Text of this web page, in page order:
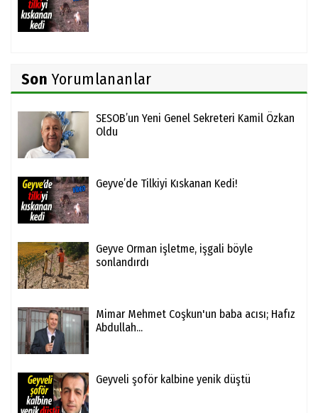
Son Yorumlananlar
SESOB’un Yeni Genel Sekreteri Kamil Özkan
Oldu
Geyve’de Tilkiyi Kıskanan Kedi!
Geyve Orman işletme, işgali böyle
sonlandırdı
Mimar Mehmet Coşkun'un baba acısı; Hafız
Abdullah...
Geyveli şoför kalbine yenik düştü